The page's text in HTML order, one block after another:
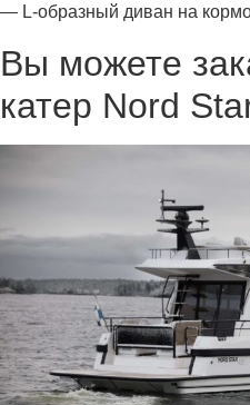
— L-образный диван на
Вы можете
катер Nord